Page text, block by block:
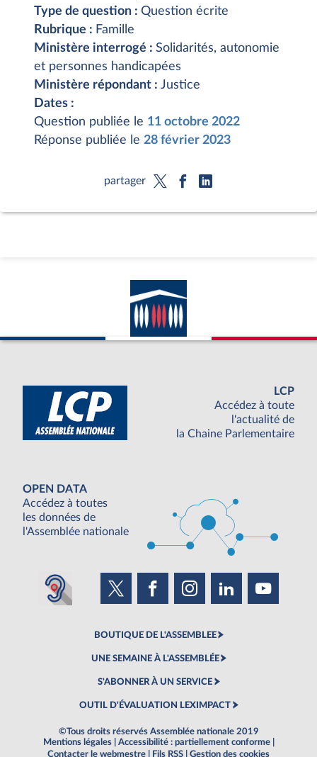
Type de question : Question écrite
Rubrique : Famille
Ministère interrogé : Solidarités, autonomie
et personnes handicapées
Ministère répondant : Justice
Dates :
Question publiée le 11 octobre 2022
Réponse publiée le 28 février 2023
partager
LCP
Accédez à toute
l'actualité de
la Chaine Parlementaire
OPEN DATA
Accédez à toutes
les données de
l'Assemblée nationale
BOUTIQUE DE L'ASSEMBLEE
UNE SEMAINE À L'ASSEMBLÉE
S'ABONNER À UN SERVICE
OUTIL D'ÉVALUATION LEXIMPACT
©Tous droits réservés Assemblée nationale 2019
Mentions légales
Accessibilité : partiellement conforme
Contacter le webmestre
Fils RSS Gestion des cookies